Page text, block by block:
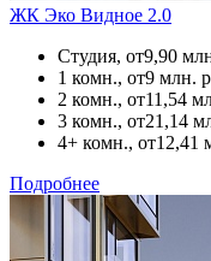
ЖК Эко Видное 2.0
Студия, от9,90
1 комн., от9 млн.
2 комн., от11,54
3 комн., от21,14
4+ комн., от12,41
Подробнее